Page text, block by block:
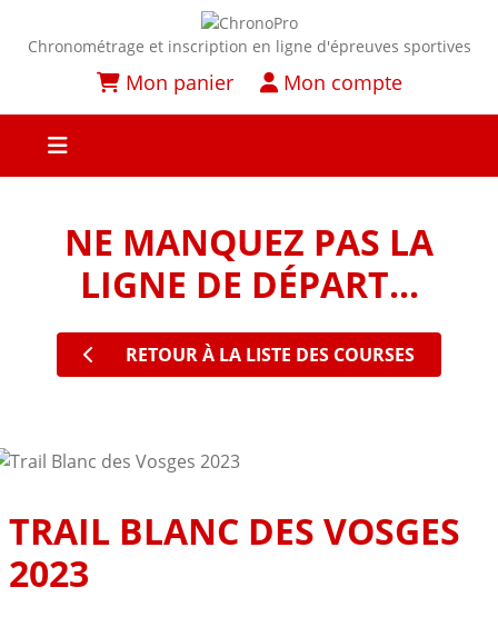
Chronométrage et inscription en ligne d'épreuves sportives
Mon panier Mon compte
NE MANQUEZ PAS LA
LIGNE DE DÉPART...
RETOUR À LA LISTE DES COURSES
TRAIL BLANC DES VOSGES
2023